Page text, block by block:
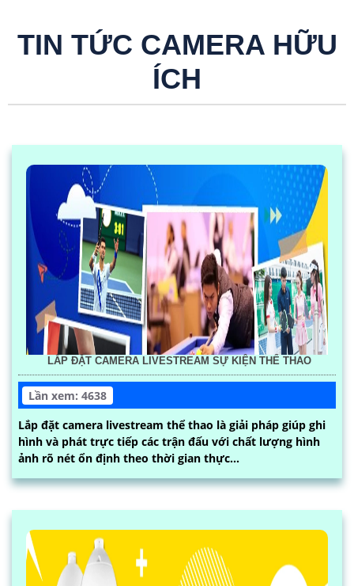
TIN TỨC CAMERA HỮU
ÍCH
LẮP ĐẶT CAMERA LIVESTREAM SỰ KIỆN THỂ THAO
Lần xem: 4638
Lắp đặt camera livestream thể thao là giải pháp giúp ghi
hình và phát trực tiếp các trận đấu với chất lượng hình
ảnh rõ nét ổn định theo thời gian thực...